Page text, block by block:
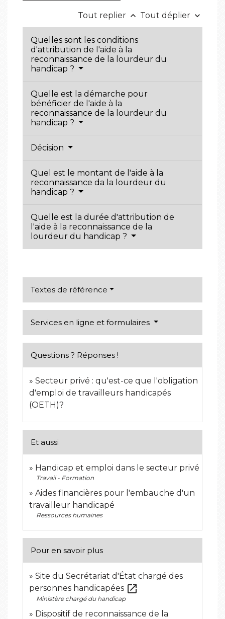
Tout replier keyboard_arrow_up Tout déplier keyboard_arrow_down
Quelles sont les conditions
d'attribution de l'aide à la
reconnaissance de la lourdeur du
handicap ?
Quelle est la démarche pour
bénéficier de l'aide à la
reconnaissance de la lourdeur du
handicap ?
Décision
Quel est le montant de l'aide à la
reconnaissance da la lourdeur du
handicap ?
Quelle est la durée d'attribution de
l'aide à la reconnaissance de la
lourdeur du handicap ?
Textes de référence
Services en ligne et formulaires
Questions ? Réponses !
Secteur privé : qu'est-ce que l'obligation
d'emploi de travailleurs handicapés
(OETH)?
Et aussi
Handicap et emploi dans le secteur privé
Travail - Formation
Aides financières pour l'embauche d'un
travailleur handicapé
Ressources humaines
Pour en savoir plus
Site du Secrétariat d'État chargé des
personnes handicapées open_in_new
Ministère chargé du handicap
Dispositif de reconnaissance de la